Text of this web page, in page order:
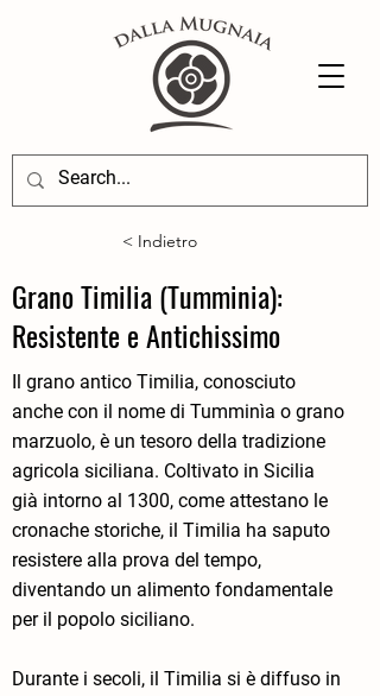
< Indietro
Grano Timilia (Tumminia):
Resistente e Antichissimo
Il grano antico Timilia, conosciuto
anche con il nome di Tumminìa o grano
marzuolo, è un tesoro della tradizione
agricola siciliana. Coltivato in Sicilia
già intorno al 1300, come attestano le
cronache storiche, il Timilia ha saputo
resistere alla prova del tempo,
diventando un alimento fondamentale
per il popolo siciliano.
Durante i secoli, il Timilia si è diffuso in